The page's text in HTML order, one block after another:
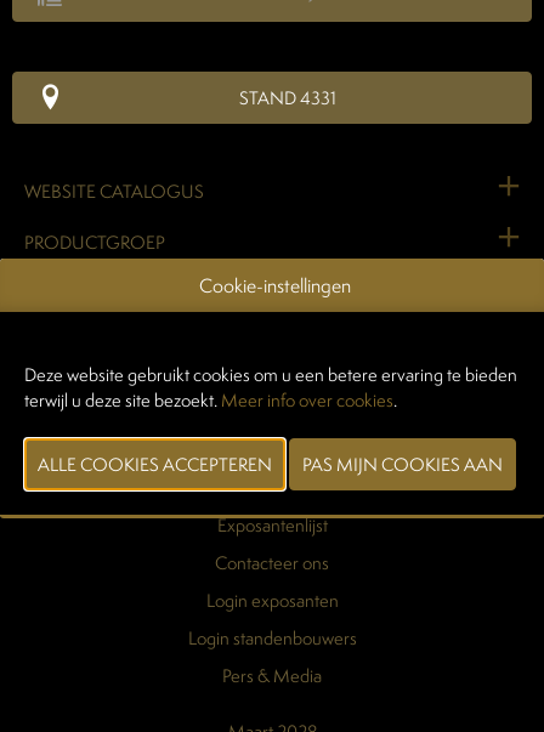
STAND 4331
WEBSITE CATALOGUS
PRODUCTGROEP
Praktische info
Exposantenlijst
Contacteer ons
Login exposanten
Login standenbouwers
Pers & Media
Cookie-instellingen
Deze website gebruikt cookies om u een betere ervaring te bieden
terwijl u deze site bezoekt.Meer info over cookies.